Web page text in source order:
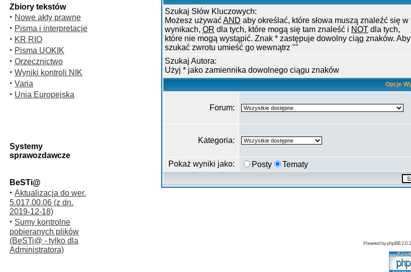
Zbiory tekstów
· Nowe akty prawne
· Pisma i interpretacje
· KR RIO
· Pisma UOKIK
· Orzecznictwo
· Wyniki kontroli NIK
· Varia
· Unia Europejska
Systemy
sprawozdawcze
BeSTi@
· Aktualizacja do wer.
5.017.00.06 (z dn.
2019-12-18)
· Sumy kontrolne
pobieranych plików
(BeSTi@ - tylko dla
Administratora)
Szukaj Słów Kluczowych:
Możesz używaćAND aby określać, które słowa muszą znaleźć się w
wynikach, OR dla tych, które mogą się tam znaleść i NOT dla tych,
które nie mogą wystąpić. Znak * zastępuje dowolny ciąg znaków. Aby
szukać zwrotu umieść go wewnątrz ""
Szukaj Autora:
Użyj * jako zamiennika dowolnego ciągu znaków
Opcje
Forum:
Kategoria:
Pokaż wyniki jako:
Posty Tematy
Powered byphpBB